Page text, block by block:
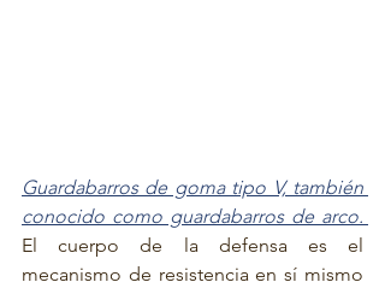
Guardabarros de goma tipo V, también
El cuerpo de la defensa es el
mecanismo de resistencia en sí mismo